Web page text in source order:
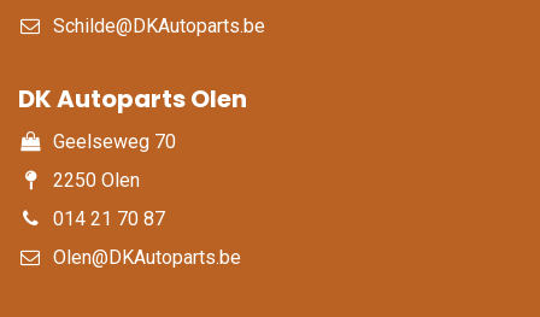
Schilde@DKAutoparts.be
DK Autoparts Olen​
Geelseweg 70
2250 Olen
014 21 70 87
Olen@DKAutoparts.be